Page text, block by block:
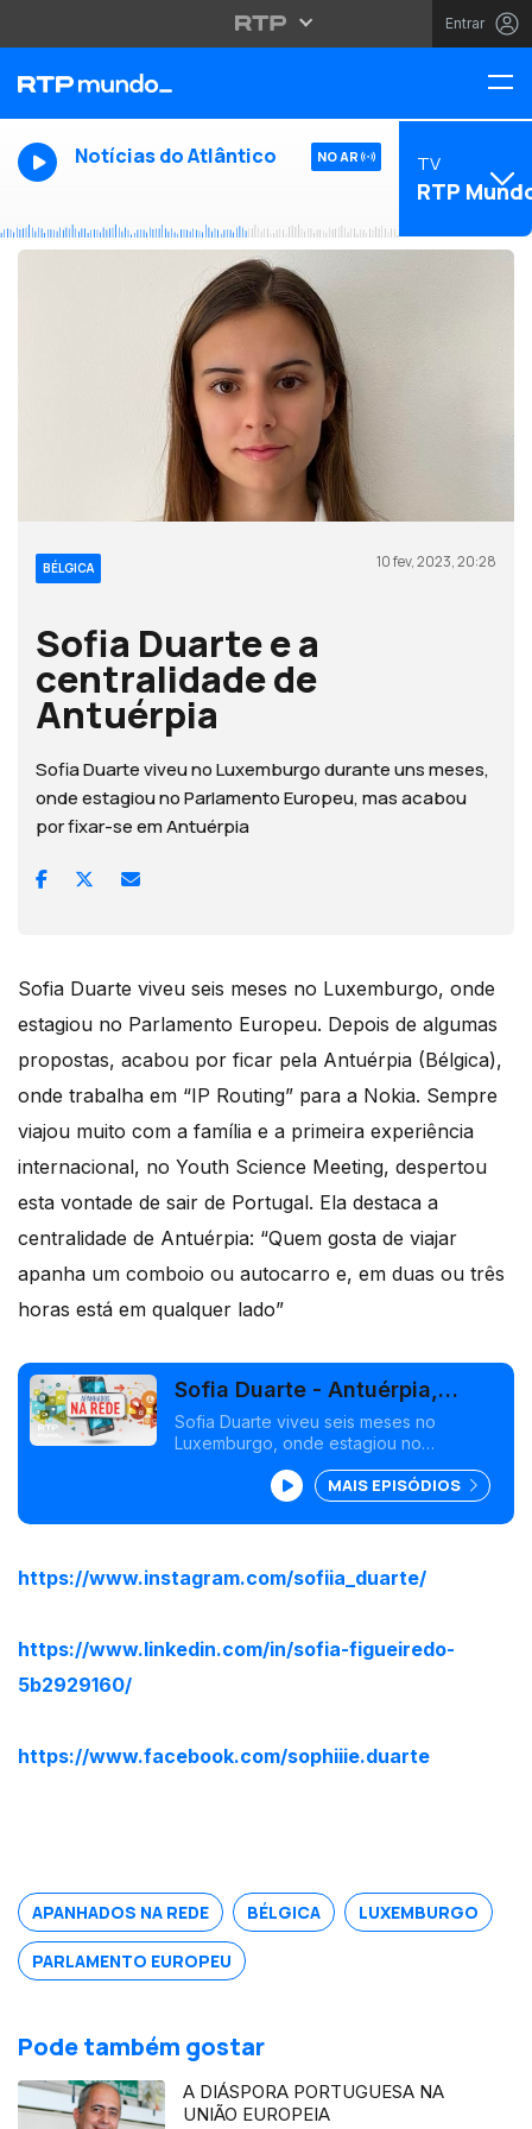
Entrar
Notícias do Atlântico NO AR TV
RTP
BÉLGICA 10 fev, 2023, 20:28
Sofia Duarte e a
centralidade de
Antuérpia
Sofia Duarte viveu no Luxemburgo durante uns meses,
onde estagiou no Parlamento Europeu, mas acabou
por fixar-se em Antuérpia
Sofia Duarte viveu seis meses no Luxemburgo, onde
estagiou no Parlamento Europeu. Depois de algumas
propostas, acabou por ficar pela Antuérpia (Bélgica),
onde trabalha em “IP Routing” para a Nokia. Sempre
viajou muito com a família e a primeira experiência
internacional, no Youth Science Meeting, despertou
esta vontade de sair de Portugal. Ela destaca a
centralidade de Antuérpia: “Quem gosta de viajar
apanha um comboio ou autocarro e, em duas ou três
horas está em qualquer lado”
Sofia Duarte - Antuérpia,
Bélgica
Sofia Duarte viveu seis meses no
Luxemburgo, onde estagiou no
propostas, acabou por ficar pela
Antuérpia (Bélgica), onde trabalha em "IP
Routing" para a Nokia.
MAIS EPISÓDIOS
https://www.instagram.com/sofiia_duarte/
https://www.linkedin.com/in/sofia-figueiredo-
5b2929160/
https://www.facebook.com/sophiiie.duarte
APANHADOS NA REDE BÉLGICA LUXEMBURGO
PARLAMENTO EUROPEU
Pode também gostar
A DIÁSPORA PORTUGUESA NA
UNIÃO EUROPEIA